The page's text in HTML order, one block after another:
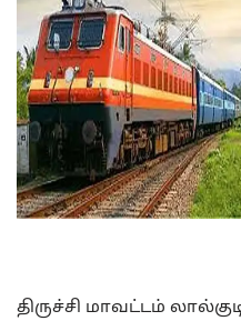
திருச்சி மாவட்டம்